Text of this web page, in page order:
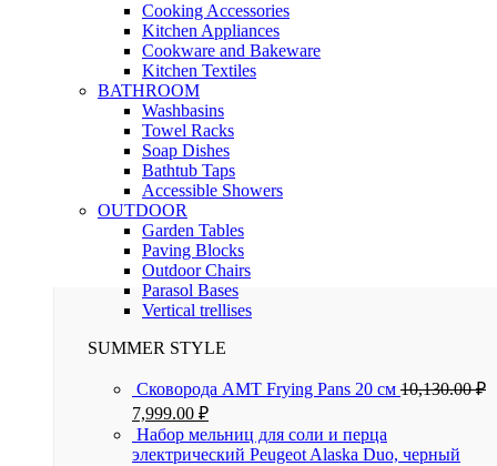
Cooking Accessories
Kitchen Appliances
Cookware and Bakeware
Kitchen Textiles
BATHROOM
Washbasins
Towel Racks
Soap Dishes
Bathtub Taps
Accessible Showers
OUTDOOR
Garden Tables
Paving Blocks
Outdoor Chairs
Parasol Bases
Vertical trellises
SUMMER STYLE
Сковорода AMT Frying Pans 20 см 10,130.00₽
7,999.00 ₽
Набор мельниц для соли и перца
электрический Peugeot Alaska Duo, черный